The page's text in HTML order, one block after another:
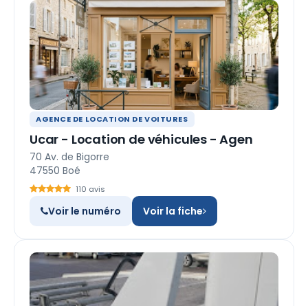
AGENCE DE LOCATION DE VOITURES
Ucar - Location de véhicules - Agen
70 Av. de Bigorre
47550 Boé
110 avis
Voir le numéro Voir la fiche